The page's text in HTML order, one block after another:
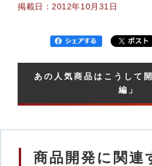
掲載日：2012年10月31日
あの人気商品はこうして
編」​
商品開発に関連